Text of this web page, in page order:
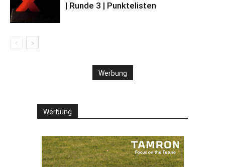
| Runde 3 | Punktelisten
Werbung
Werbung